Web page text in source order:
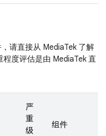
请直接从 MediaTek 了解
度评估是由 MediaTek 直
严
重
级
组件